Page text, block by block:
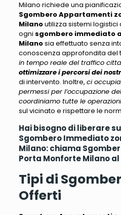
Milano richiede una
Sgombero Appartamenti
Milanoutilizza sistemi
ogni sgombero immediato
Milanosia effettuato senza
conoscenza approfondita del
in tempo reale del traffico
ottimizzare i percorsi dei
di intervento. Inoltre, ci
permessi per l’occupazione
coordiniamo tutte le operazioni
sul vicinato e rispettare le
Hai bisogno di liberare
Sgombero Immediato
Milano: chiama
Porta Monforte Milano al
Tipi di
Offerti